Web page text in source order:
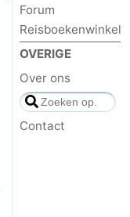
Forum
Reisboekenwinkel
OVERIGE
Over ons
Contact